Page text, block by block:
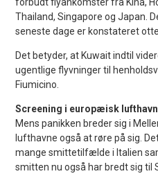
Thailand, Singapore og Japan.
seneste dage er konstateret
Det betyder, at Kuwait indtil
ugentlige flyvninger til
Fiumicino.
Screening i europæisk lufthavn
Mens panikken breder sig i
lufthavne også at røre på sig.
mange smittetilfælde i Italien
smitten nu også har bredt sig til